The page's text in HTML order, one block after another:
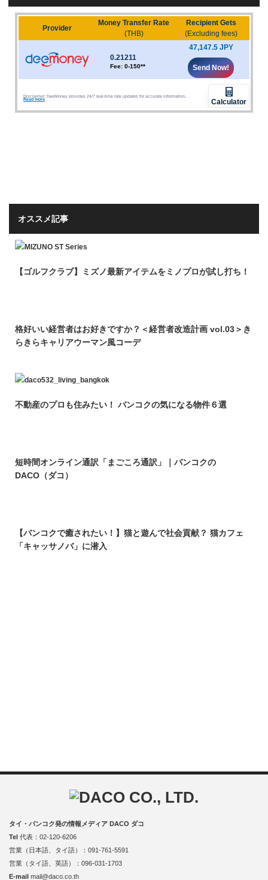
オススメ記事
【ゴルフクラブ】ミズノ最新アイテムをミノプロが試し打ち！
格好いい経営者はお好きですか？＜経営者改造計画 vol.03＞き
らきらキャリアウーマン風コーデ
不動産のプロも住みたい！ バンコクの気になる物件６選
短時間オンライン通訳「まごころ通訳」｜バンコクの
DACO（ダコ）
【バンコクで癒されたい！】猫と遊んで社会貢献？ 猫カフェ
「キャッサノバ」に潜入
タイ・バンコク発の情報メディア DACO ダコ
Tel 代表：02-120-6206
営業（日本語、タイ語）：091-761-5591
営業（タイ語、英語）：096-031-1703
E-mail mail@daco.co.th